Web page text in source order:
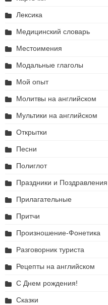
Лексика
Медицинский словарь
Местоимения
Модальные глаголы
Мой опыт
Молитвы на английском
Мультики на английском
Открытки
Песни
Полиглот
Праздники и Поздравления
Прилагательные
Притчи
Произношение-Фонетика
Разговорник туриста
Рецепты на английском
С Днем рождения!
Сказки